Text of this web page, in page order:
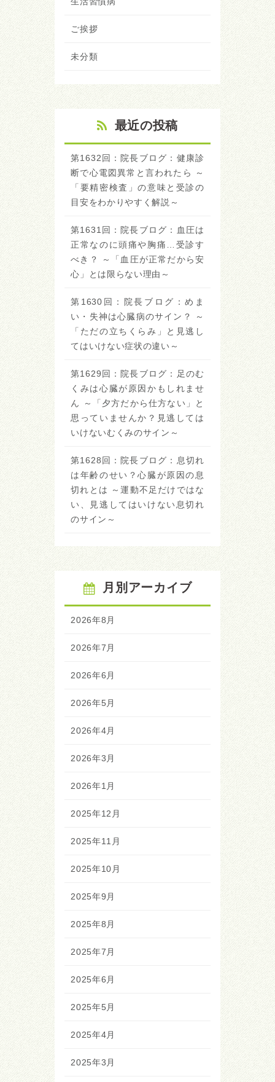
ご挨拶
未分類
最近の投稿
第1632回：院長ブログ：健康診
断で心電図異常と言われたら ～
「要精密検査」の意味と受診の
目安をわかりやすく解説～
第1631回：院長ブログ：血圧は
正常なのに頭痛や胸痛…受診す
べき？ ～「血圧が正常だから安
心」とは限らない理由～
第1630回：院長ブログ：めま
い・失神は心臓病のサイン？ ～
「ただの立ちくらみ」と見逃し
てはいけない症状の違い～
第1629回：院長ブログ：足のむ
くみは心臓が原因かもしれませ
ん ～「夕方だから仕方ない」と
思っていませんか？見逃しては
いけないむくみのサイン～
第1628回：院長ブログ：息切れ
は年齢のせい？心臓が原因の息
切れとは ～運動不足だけではな
い、見逃してはいけない息切れ
のサイン～
月別アーカイブ
2026年8月
2026年7月
2026年6月
2026年5月
2026年4月
2026年3月
2026年1月
2025年12月
2025年11月
2025年10月
2025年9月
2025年8月
2025年7月
2025年6月
2025年5月
2025年4月
2025年3月